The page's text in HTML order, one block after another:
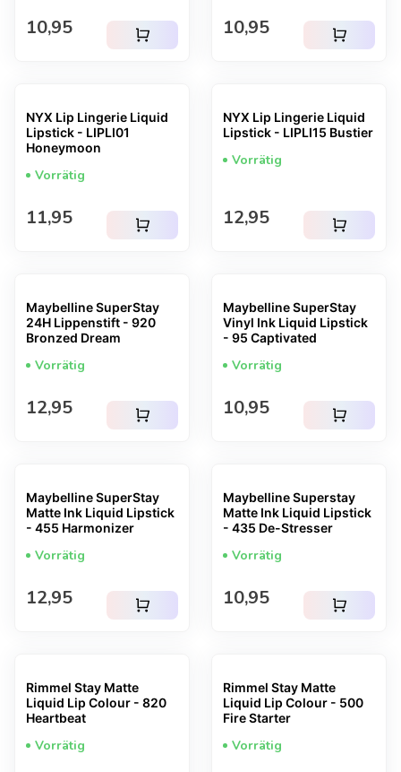
Regulärer Preis
10,95 shopping_cart Regulärer Preis
10,95 shopping_cart
NYX Lip Lingerie Liquid
Lipstick - LIPLI01
Honeymoon
Vorrätig
Regulärer Preis
11,95 shopping_cart
NYX Lip Lingerie Liquid
Lipstick - LIPLI15 Bustier
Vorrätig
Regulärer Preis
12,95 shopping_cart
Maybelline SuperStay
24H Lippenstift - 920
Bronzed Dream
Vorrätig
Regulärer Preis
12,95 shopping_cart
Maybelline SuperStay
Vinyl Ink Liquid Lipstick
- 95 Captivated
Vorrätig
Regulärer Preis
10,95 shopping_cart
Maybelline SuperStay
Matte Ink Liquid Lipstick
- 455 Harmonizer
Vorrätig
Regulärer Preis
12,95 shopping_cart
Maybelline Superstay
Matte Ink Liquid Lipstick
- 435 De-Stresser
Vorrätig
Regulärer Preis
10,95 shopping_cart
Rimmel Stay Matte
Liquid Lip Colour - 820
Heartbeat
Vorrätig
Rimmel Stay Matte
Liquid Lip Colour - 500
Fire Starter
Vorrätig